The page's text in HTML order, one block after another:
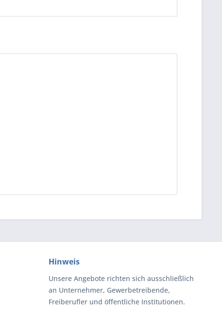
Hinweis
Unsere Angebote richten sich ausschließlich
an Unternehmer, Gewerbetreibende,
Freiberufler und öffentliche Institutionen.